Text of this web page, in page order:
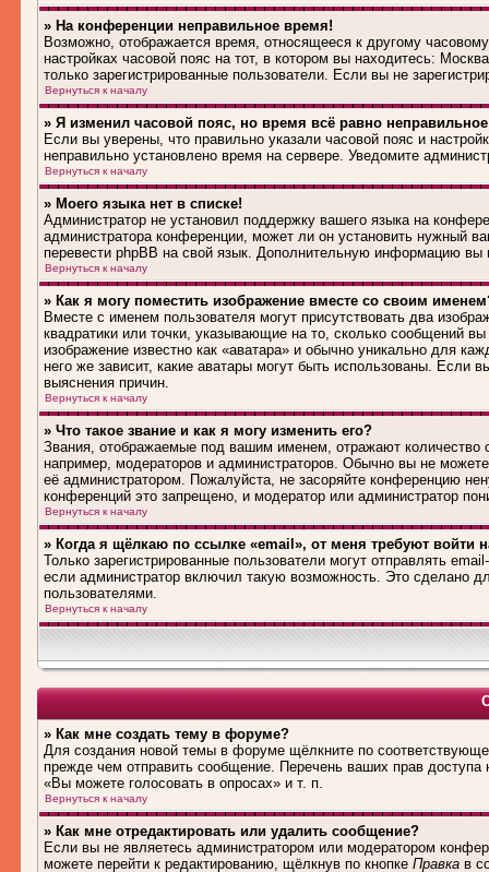
» На конференции неправильное время!
Возможно, отображается время, относящееся к другому
настройках часовой пояс на тот, в котором вы находитесь:
только зарегистрированные пользователи. Если вы не
Вернуться к началу
» Я изменил часовой пояс, но время всё равно
Если вы уверены, что правильно указали часовой пояс и
неправильно установлено время на сервере. Уведомите
Вернуться к началу
» Моего языка нет в списке!
Администратор не установил поддержку вашего языка на
администратора конференции, может ли он установить нужный
перевести phpBB на свой язык. Дополнительную информацию вы
Вернуться к началу
» Как я могу поместить изображение вместе со своим
Вместе с именем пользователя могут присутствовать два
квадратики или точки, указывающие на то, сколько сообщений
изображение известно как «аватара» и обычно уникально для
него же зависит, какие аватары могут быть использованы. Если
выяснения причин.
Вернуться к началу
» Что такое звание и как я могу изменить его?
Звания, отображаемые под вашим именем, отражают
например, модераторов и администраторов. Обычно вы не
её администратором. Пожалуйста, не засоряйте конференцию
конференций это запрещено, и модератор или администратор
Вернуться к началу
» Когда я щёлкаю по ссылке «email», от меня требуют войти
Только зарегистрированные пользователи могут отправлять
если администратор включил такую возможность. Это сделано
пользователями.
Вернуться к началу
» Как мне создать тему в форуме?
Для создания новой темы в форуме щёлкните по
прежде чем отправить сообщение. Перечень ваших прав
«Вы можете голосовать в опросах» и т. п.
Вернуться к началу
» Как мне отредактировать или удалить сообщение?
Если вы не являетесь администратором или модератором
можете перейти к редактированию, щёлкнув по кнопке Правка в